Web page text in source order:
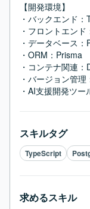
【開発環境】
・バックエンド：
・フロントエンド
・データベース
・ORM：Prisma
・コンテナ関連
・バージョン管
・AI支援開発ツ
スキルタグ
TypeScript
求めるスキル